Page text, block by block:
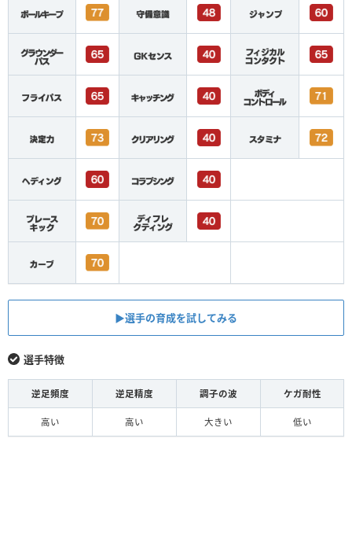
▶︎選手の育成を試してみる
選手特徴
逆足頻度 逆足精度 調子の波 ケガ耐性
高い 高い 大きい 低い